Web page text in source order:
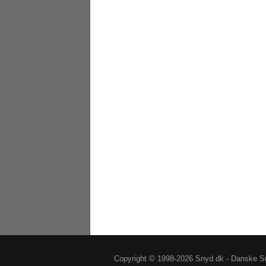
Copyright © 1998-2026 Snyd.dk - Danske